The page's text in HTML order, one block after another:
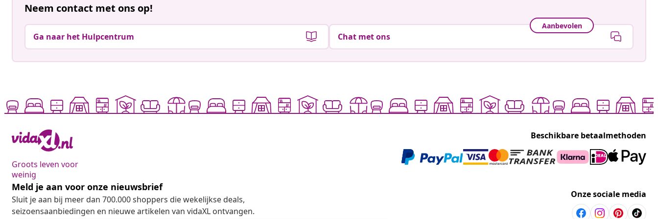
Neem contact met ons op!
Ga naar het Hulpcentrum
Aanbevolen
Chat met ons
Groots leven voor
weinig
Beschikbare betaalmethoden
Meld je aan voor onze nieuwsbrief
Sluit je aan bij meer dan 700.000 shoppers die wekelijkse deals,
seizoensaanbiedingen en nieuwe artikelen van vidaXL ontvangen.
Onze sociale media